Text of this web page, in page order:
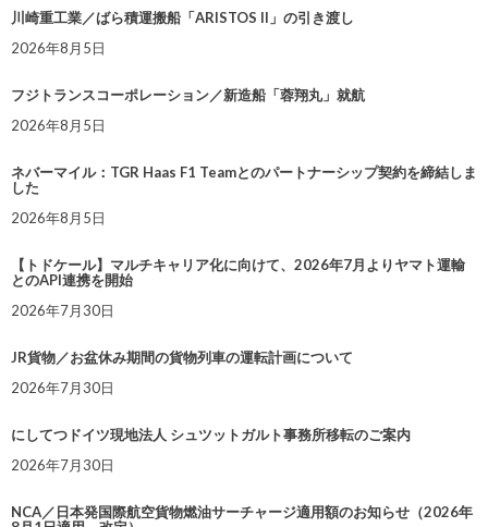
川崎重工業／ばら積運搬船「ARISTOS II」の引き渡し
2026年8月5日
フジトランスコーポレーション／新造船「蓉翔丸」就航
2026年8月5日
ネバーマイル：TGR Haas F1 Teamとのパートナーシップ契約を締結しま
した
2026年8月5日
【トドケール】マルチキャリア化に向けて、2026年7月よりヤマト運輸
とのAPI連携を開始
2026年7月30日
JR貨物／お盆休み期間の貨物列車の運転計画について
2026年7月30日
にしてつドイツ現地法人 シュツットガルト事務所移転のご案内
2026年7月30日
NCA／日本発国際航空貨物燃油サーチャージ適用額のお知らせ（2026年